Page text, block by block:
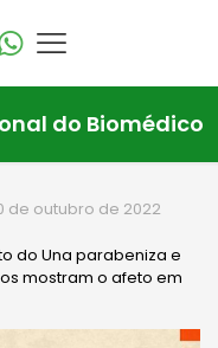
do Biomédico
de outubro de 2022
do Una parabeniza e
mostram o afeto em